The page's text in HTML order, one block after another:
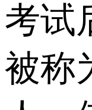
考试
被称